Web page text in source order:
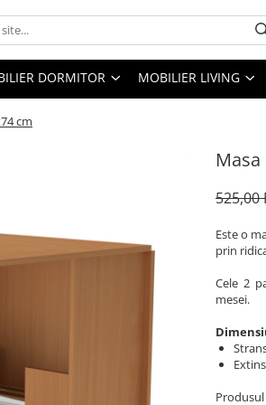
DORMITOR MOBILIER LIVING
cm
Masa
525,00
Este o
prin
Cele 2
mesei.